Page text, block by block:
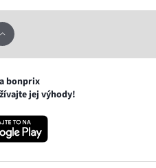
bonprix
jej výhody!